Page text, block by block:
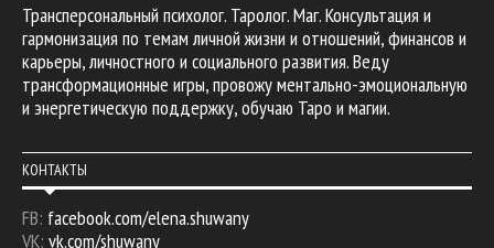
Трансперсональный психолог. Таролог. Маг. Консультация и
гармонизация по темам личной жизни и отношений, финансов и
карьеры, личностного и социального развития. Веду
трансформационные игры, провожу ментально-эмоциональную
и энергетическую поддержку, обучаю Таро и магии.
КОНТАКТЫ
FB: facebook.com/elena.shuwany
VK: vk.com/shuwany